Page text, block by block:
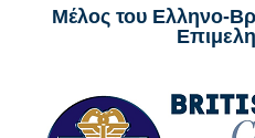
Μέλος του Ελληνο-